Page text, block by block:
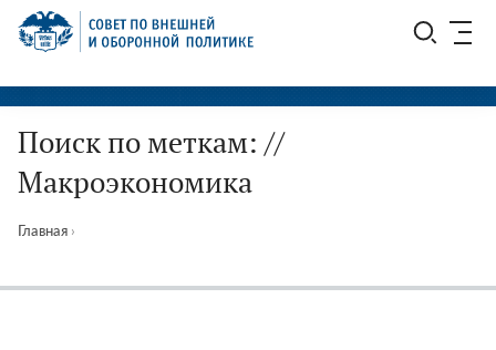
Перейти
СВОП
Поиск по меткам: //
Макроэкономика
Главная ›